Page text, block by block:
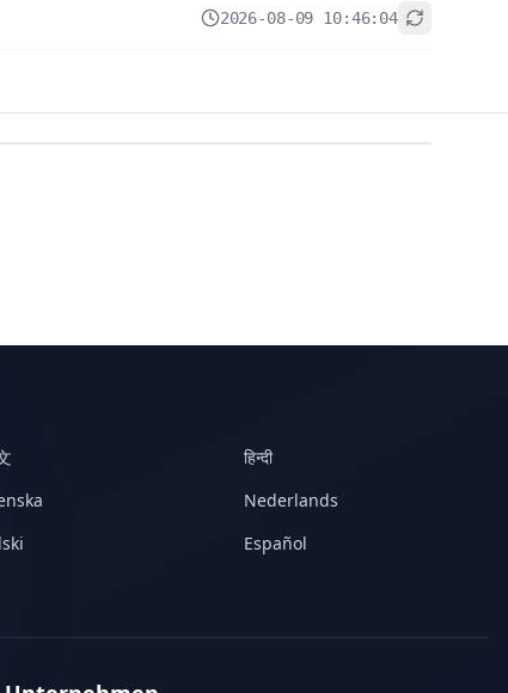
2026-08-09 10:46:04
हिन्दी
Nederlands
Español